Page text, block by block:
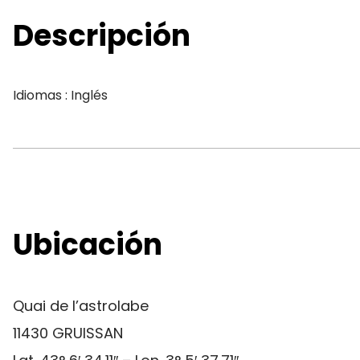
Descripción
Idiomas : Inglés
Ubicación
Quai de l’astrolabe
11430 GRUISSAN